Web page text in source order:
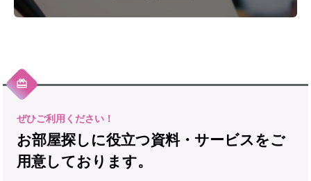
お部屋探しに役立つ資料・サービスをご
用意しております。